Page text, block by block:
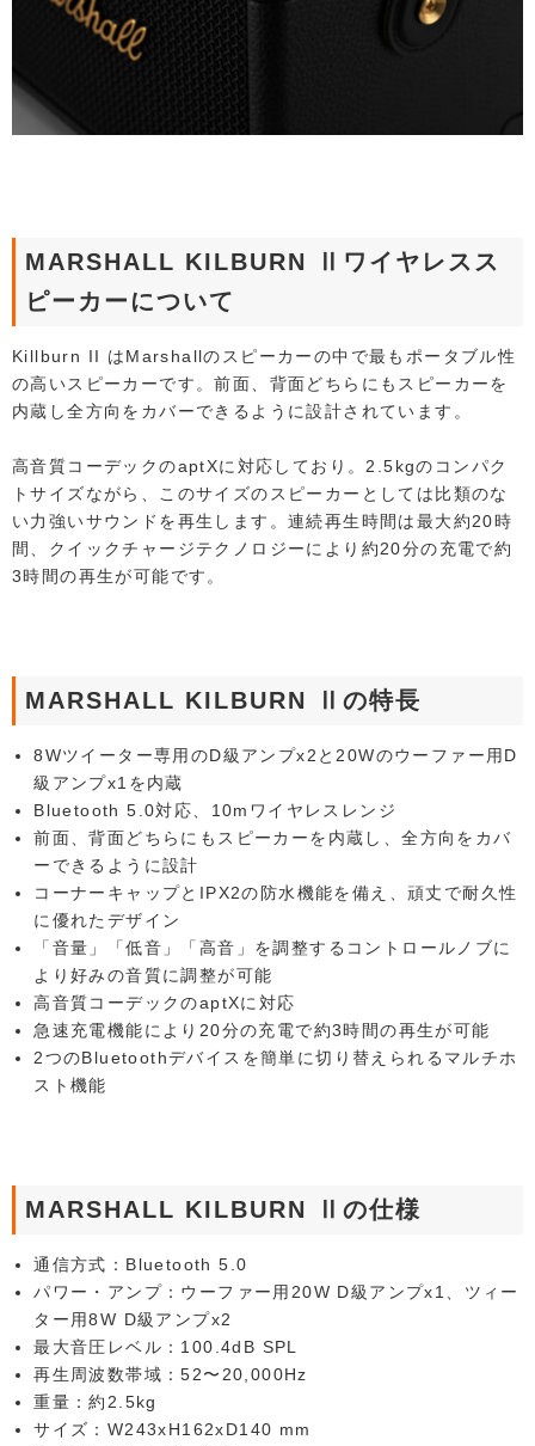
MARSHALL KILBURN Ⅱワイヤレスス
ピーカーについて
Killburn II はMarshallのスピーカーの中で最もポータブル性
の高いスピーカーです。前面、背面どちらにもスピーカーを
内蔵し全方向をカバーできるように設計されています。
高音質コーデックのaptXに対応しており。2.5kgのコンパク
トサイズながら、このサイズのスピーカーとしては比類のな
い力強いサウンドを再生します。連続再生時間は最大約20時
間、クイックチャージテクノロジーにより約20分の充電で約
3時間の再生が可能です。
MARSHALL KILBURN Ⅱの特長
8Wツイーター専用のD級アンプx2と20Wのウーファー用D
級アンプx1を内蔵
Bluetooth 5.0対応、10mワイヤレスレンジ
前面、背面どちらにもスピーカーを内蔵し、全方向をカバ
ーできるように設計
コーナーキャップとIPX2の防水機能を備え、頑丈で耐久性
に優れたデザイン
「音量」「低音」「高音」を調整するコントロールノブに
より好みの音質に調整が可能
高音質コーデックのaptXに対応
急速充電機能により20分の充電で約3時間の再生が可能
2つのBluetoothデバイスを簡単に切り替えられるマルチホ
スト機能
MARSHALL KILBURN Ⅱの仕様
通信方式：Bluetooth 5.0
パワー・アンプ：ウーファー用20W D級アンプx1、ツィー
ター用8W D級アンプx2
最大音圧レベル：100.4dB SPL
再生周波数帯域：52〜20,000Hz
重量：約2.5kg
サイズ：W243xH162xD140 mm